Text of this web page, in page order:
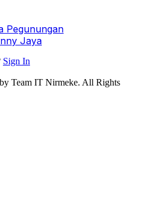
Pegunungan
Jaya
Sign In
Team IT Nirmeke. All Rights